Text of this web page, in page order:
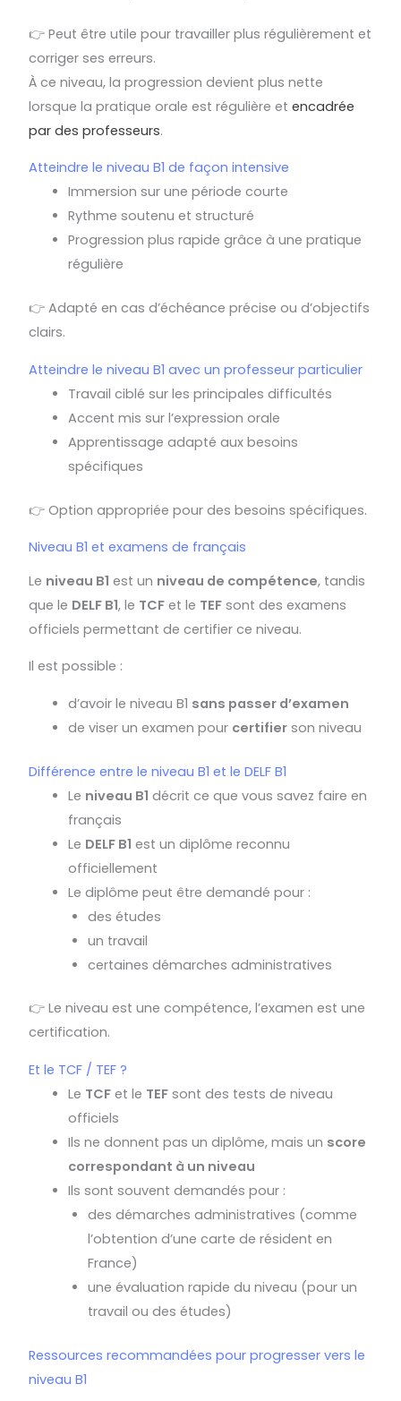
👉 Peut être utile pour travailler plus régulièrement et
corriger ses erreurs.
À ce niveau, la progression devient plus nette
lorsque la pratique orale est régulière etencadrée
par des professeurs.
Atteindre le niveau B1 de façon intensive
Immersion sur une période courte
Rythme soutenu et structuré
Progression plus rapide grâce à une pratique
régulière
👉 Adapté en cas d’échéance précise ou d’objectifs
clairs.
Atteindre le niveau B1 avec un professeur particulier
Travail ciblé sur les principales difficultés
Accent mis sur l’expression orale
Apprentissage adapté aux besoins
spécifiques
👉 Option appropriée pour des besoins spécifiques.
Niveau B1 et examens de français
Le niveau B1 est un niveau de compétence, tandis
que le DELF B1, le TCF et le TEF sont des examens
officiels permettant de certifier ce niveau.
Il est possible :
d’avoir le niveau B1 sans passer d’examen
de viser un examen pour certifier son niveau
Différence entre le niveau B1 et le DELF B1
Le niveau B1 décrit ce que vous savez faire en
français
Le DELF B1 est un diplôme reconnu
officiellement
Le diplôme peut être demandé pour :
des études
un travail
certaines démarches administratives
👉 Le niveau est une compétence, l’examen est une
certification.
Et le TCF / TEF ?
Le TCF et le TEF sont des tests de niveau
officiels
Ils ne donnent pas un diplôme, mais un score
correspondant à un niveau
Ils sont souvent demandés pour :
des démarches administratives (comme
l’obtention d’une carte de résident en
France)
une évaluation rapide du niveau (pour un
travail ou des études)
Ressources recommandées pour progresser vers le
niveau B1